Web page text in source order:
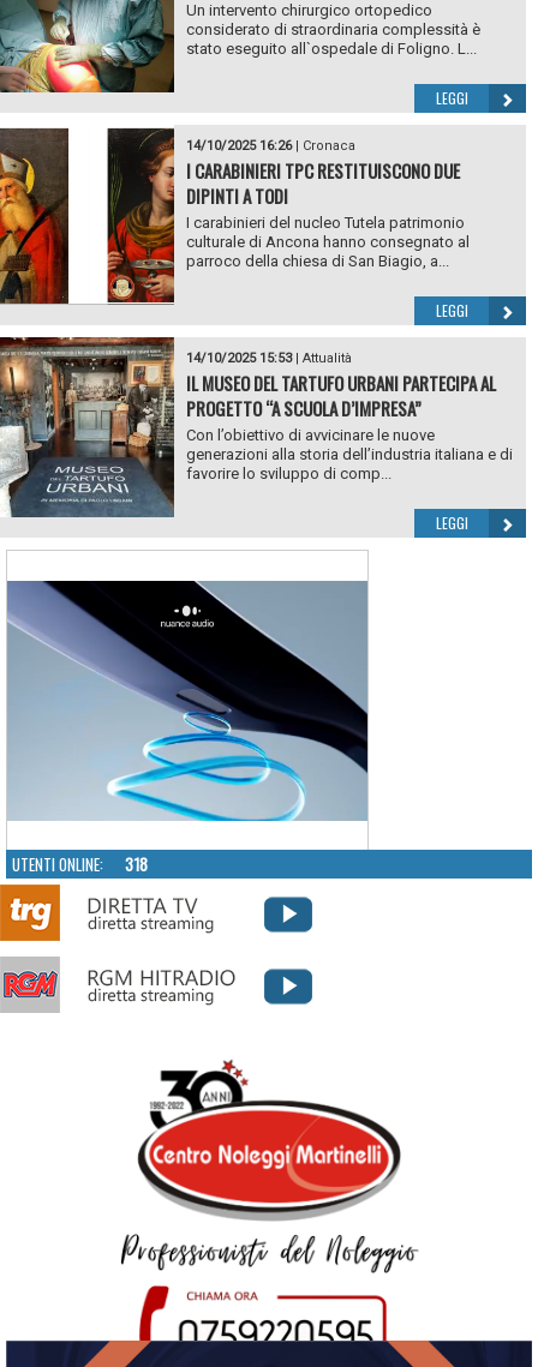
Un intervento chirurgico ortopedico
considerato di straordinaria complessità è
stato eseguito all`ospedale di Foligno. L...
LEGGI
14/10/2025 16:26| Cronaca
I CARABINIERI TPC RESTITUISCONO DUE
DIPINTI A TODI
I carabinieri del nucleo Tutela patrimonio
culturale di Ancona hanno consegnato al
parroco della chiesa di San Biagio, a...
LEGGI
14/10/2025 15:53| Attualità
IL MUSEO DEL TARTUFO URBANI PARTECIPA AL
PROGETTO “A SCUOLA D’IMPRESA”
Con l’obiettivo di avvicinare le nuove
generazioni alla storia dell’industria italiana e di
favorire lo sviluppo di comp...
LEGGI
UTENTI ONLINE: 318